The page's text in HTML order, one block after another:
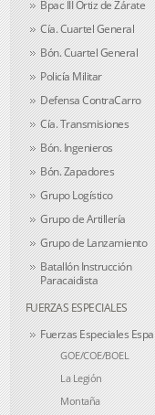
Bpac III Ortiz de Zárate
Cía. Cuartel General
Bón. Cuartel General
Policía Militar
Defensa ContraCarro
Cía. Transmisiones
Bón. Ingenieros
Bón. Zapadores
Grupo Logístico
Grupo de Artillería
Grupo de Lanzamiento
Batallón Instrucción
Paracaidista
FUERZAS ESPECIALES
Fuerzas Especiales
GOE/COE/BOEL
La Legión
Montaña